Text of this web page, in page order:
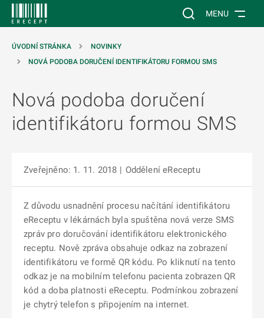
Vyhledávání na
MENU
ÚVODNÍ STRÁNKA
NOVINKY
NOVÁ PODOBA DORUČENÍ IDENTIFIKÁTORU FORMOU SMS
Nová podoba doručení
identifikátoru formou SMS
Zveřejněno: 1. 11. 2018 | Oddělení eReceptu
Z důvodu usnadnění procesu načítání identifikátoru
eReceptu v lékárnách byla spuštěna nová verze SMS
zpráv pro doručování identifikátoru elektronického
receptu. Nově zpráva obsahuje odkaz na zobrazení
identifikátoru ve formě QR kódu. Po kliknutí na tento
odkaz je na mobilním telefonu pacienta zobrazen QR
kód a doba platnosti eReceptu. Podmínkou zobrazení
je chytrý telefon s připojením na internet.